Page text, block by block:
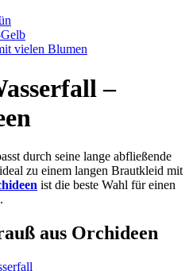
vielen Blumen
–
durch seine lange abfließende
zu einem langen Brautkleid mit
ist die beste Wahl für einen
aus Orchideen